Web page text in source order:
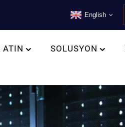
English
ATIN SOLUSYON